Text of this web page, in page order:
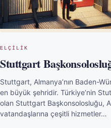
ELÇILIK
Stuttgart
Stuttgart, Almanya’nın Baden-
en büyük şehridir. Türkiye’nin
olan Stuttgart Başkonsolosluğu,
vatandaşlarına çeşitli hizmetler…